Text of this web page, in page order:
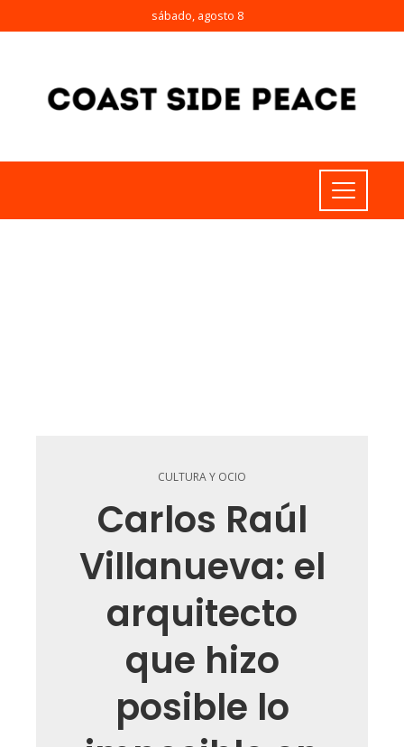
sábado, agosto 8
CULTURA Y OCIO
Carlos Raúl
Villanueva: el
arquitecto
que hizo
posible lo